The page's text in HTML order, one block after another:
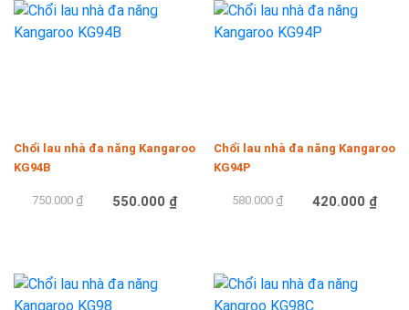
-27%
Chổi lau nhà đa năng Kangaroo
KG94B
750.000 ₫ 550.000 ₫
-28%
Chổi lau nhà đa năng Kangaroo
KG94P
580.000 ₫ 420.000 ₫
-17% -16%